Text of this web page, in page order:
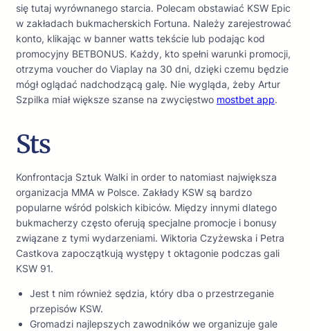
się tutaj wyrównanego starcia. Polecam obstawiać KSW Epic
w zakładach bukmacherskich Fortuna. Należy zarejestrować
konto, klikając w banner watts tekście lub podając kod
promocyjny BETBONUS. Każdy, kto spełni warunki promocji,
otrzyma voucher do Viaplay na 30 dni, dzięki czemu będzie
mógł oglądać nadchodzącą galę. Nie wygląda, żeby Artur
Szpilka miał większe szanse na zwycięstwo mostbet app.
Sts
Konfrontacja Sztuk Walki in order to natomiast największa
organizacja MMA w Polsce. Zakłady KSW są bardzo
popularne wśród polskich kibiców. Między innymi dlatego
bukmacherzy często oferują specjalne promocje i bonusy
związane z tymi wydarzeniami. Wiktoria Czyżewska i Petra
Castkova zapoczątkują występy t oktagonie podczas gali
KSW 91.
Jest t nim również sędzia, który dba o przestrzeganie
przepisów KSW.
Gromadzi najlepszych zawodników we organizuje gale